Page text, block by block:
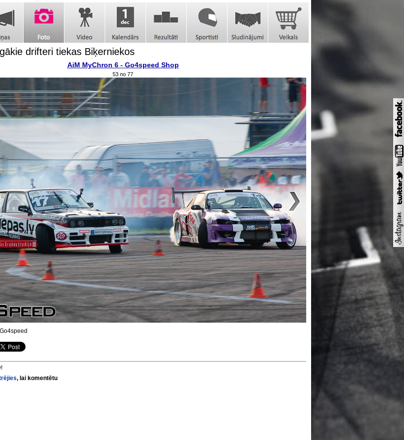
drifteri tiekas Biķerniekos
AiM MyChron 6 - Go4speed Shop
53 no 77
, lai komentētu